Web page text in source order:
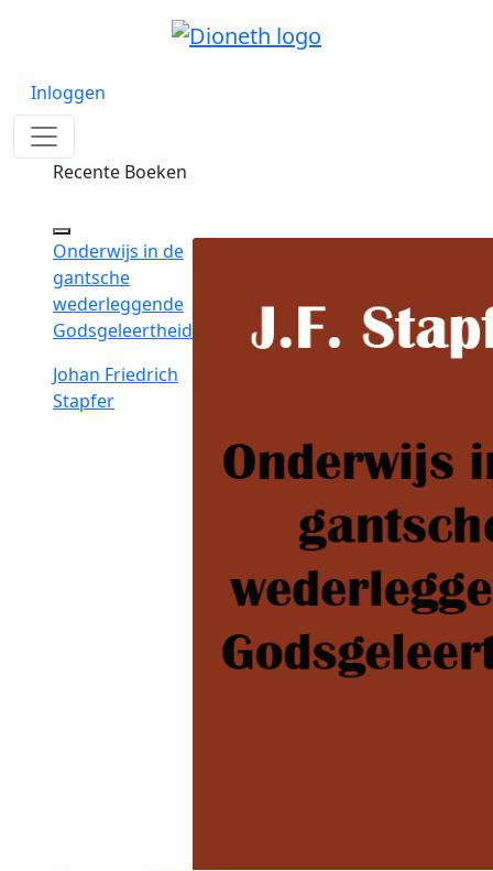
Inloggen
Recente Boeken
Onderwijs in de
gantsche
wederleggende
Godsgeleertheid
Johan Friedrich
Stapfer